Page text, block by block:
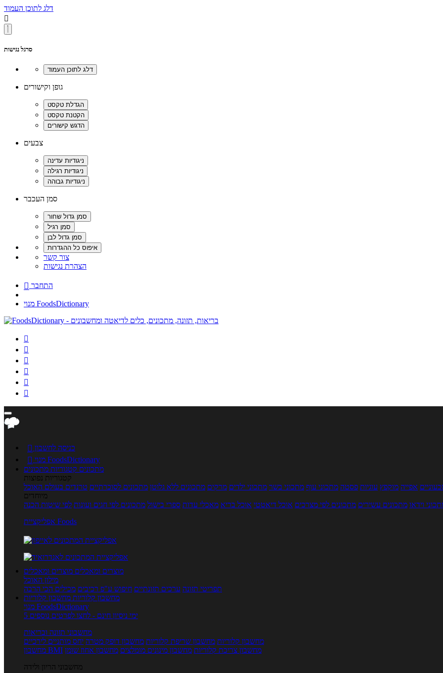
דלג לתוכן העמוד

סרגל נגישות
גופן וקישורים
צבעים
סמן העכבר
צור קשר
הצהרת נגישות
 התחבר
מנוי FoodsDictionary






 כניסה לחשבון

מנוי FoodsDictionary
מתכונים קטגוריות מתכונים
קטגוריות נפוצות
אפייה מוקפץ עוגיות פסטה מתכוני עוף מתכוני בשר מתכוני ילדים מרקים מתכונים ללא גלוטן מתכונים לסוכרתיים טרנדים בעולם האוכל
מיוחדים
וידאו מתכונים עשירים מתכונים לפי מצרכים אוכל דיאטטי אוכל בריא מאכלי עדות ספרי בישול מתכונים לפי חגים ועונות לפי שיטות הכנה
אפליקציית Foods
מוצרים ומאכלים מוצרים ומאכלים
מילון האוכל
תפריטי תזונה ערכים תזונתיים חיפוש ע"פ רכיבים מכילים הכי הרבה
מחשבון קלוריות מחשבון קלוריות
מנוי FoodsDictionary
5 ימי ניסיון חינם - לחצו לפרטים נוספים
מחשבוני תזונה ובריאות
מחשבון קלוריות מחשבון שריפת קלוריות מחשבון דופק מטרה יחס מותניים לירכיים
מחשבון BMI
מחשבון צריכת קלוריות מחשבון מינונים מומלצים מחשבון אחוז שומן
מחשבוני הריון ולידה